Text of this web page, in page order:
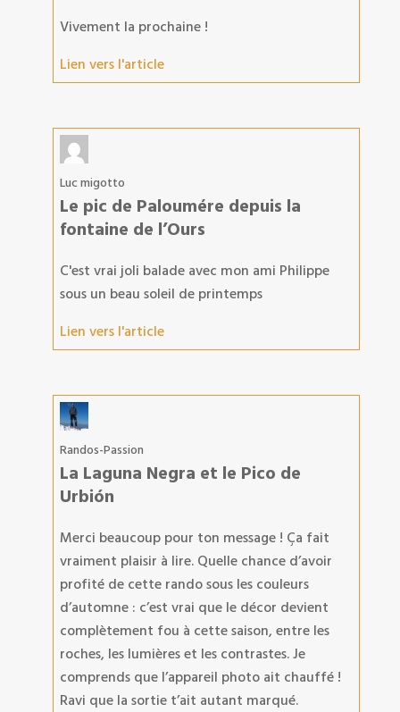
Vivement la prochaine !
Lien vers l'article
Luc migotto
Le pic de Paloumére depuis la
fontaine de l’Ours
C'est vrai joli balade avec mon ami Philippe
sous un beau soleil de printemps
Lien vers l'article
Randos-Passion
La Laguna Negra et le Pico de
Urbión
Merci beaucoup pour ton message ! Ça fait
vraiment plaisir à lire. Quelle chance d’avoir
profité de cette rando sous les couleurs
d’automne : c’est vrai que le décor devient
complètement fou à cette saison, entre les
roches, les lumières et les contrastes. Je
comprends que l’appareil photo ait chauffé !
Ravi que la sortie t’ait autant marqué.